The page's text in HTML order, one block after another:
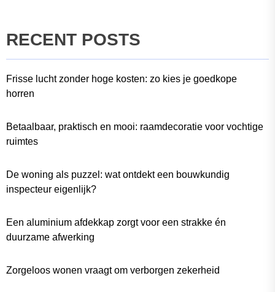
RECENT POSTS
Frisse lucht zonder hoge kosten: zo kies je goedkope
horren
Betaalbaar, praktisch en mooi: raamdecoratie voor vochtige
ruimtes
De woning als puzzel: wat ontdekt een bouwkundig
inspecteur eigenlijk?
Een aluminium afdekkap zorgt voor een strakke én
duurzame afwerking
Zorgeloos wonen vraagt om verborgen zekerheid